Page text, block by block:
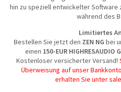
hin zu speziell entwickelter Software
während des
Limitiertes
Bestellen Sie jetzt den ZEN NG bei
einen 150-EUR HIGHRESAUDIO
Kostenloser versicherter Versand!
Überweisung auf unser
erhalten Sie unter